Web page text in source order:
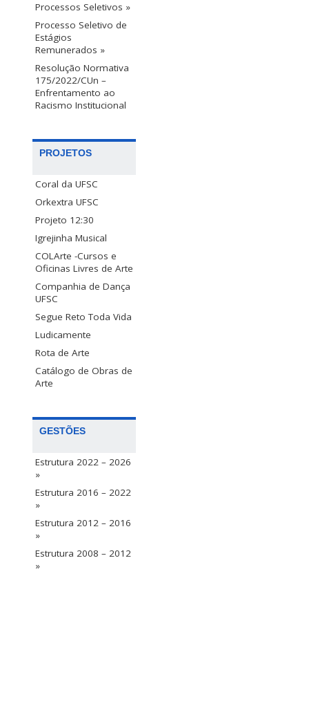
Processos Seletivos »
Processo Seletivo de
Estágios
Remunerados »
Resolução Normativa
175/2022/CUn –
Enfrentamento ao
Racismo Institucional
PROJETOS
Coral da UFSC
Orkextra UFSC
Projeto 12:30
Igrejinha Musical
COLArte -Cursos e
Oficinas Livres de Arte
Companhia de Dança
UFSC
Segue Reto Toda Vida
Ludicamente
Rota de Arte
Catálogo de Obras de
Arte
GESTÕES
Estrutura 2022 – 2026
»
Estrutura 2016 – 2022
»
Estrutura 2012 – 2016
»
Estrutura 2008 – 2012
»